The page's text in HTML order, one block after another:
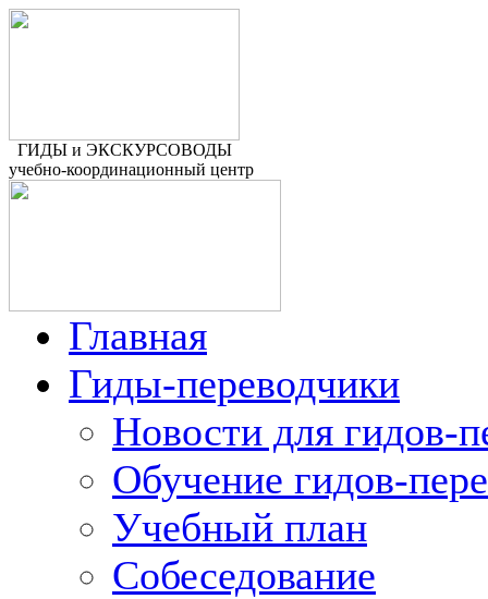
ГИДЫ и ЭКСКУРСОВОДЫ
учебно-координационный центр
Главная
Гиды-переводчики
Новости для гидов-
Обучение гидов-
Учебный план
Собеседование